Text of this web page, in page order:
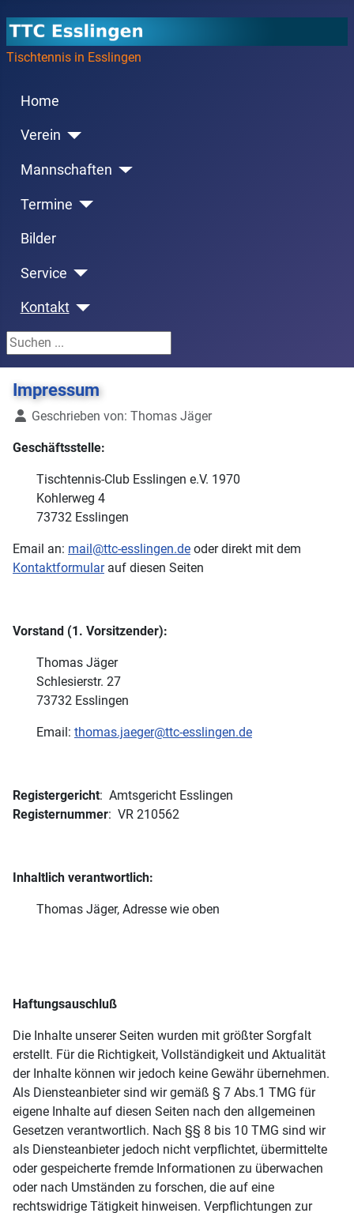
Tischtennis in Esslingen
Home
Verein
Mannschaften
Termine
Bilder
Service
Kontakt
Suchen ...
Impressum
DetailsGeschrieben von: Thomas Jäger
Geschäftsstelle:
Tischtennis-Club Esslingen e.V. 1970
Kohlerweg 4
73732 Esslingen
Email an: mail@ttc-esslingen.de oder direkt mit dem
Kontaktformularauf diesen Seiten
Vorstand (1. Vorsitzender):
Thomas Jäger
Schlesierstr. 27
73732 Esslingen
Email: thomas.jaeger@ttc-esslingen.de
Registergericht: Amtsgericht Esslingen
Registernummer: VR 210562
Inhaltlich verantwortlich:
Thomas Jäger, Adresse wie oben
Haftungsauschluß
Die Inhalte unserer Seiten wurden mit größter Sorgfalt
erstellt. Für die Richtigkeit, Vollständigkeit und Aktualität
der Inhalte können wir jedoch keine Gewähr übernehmen.
Als Diensteanbieter sind wir gemäß § 7 Abs.1 TMG für
eigene Inhalte auf diesen Seiten nach den allgemeinen
Gesetzen verantwortlich. Nach §§ 8 bis 10 TMG sind wir
als Diensteanbieter jedoch nicht verpflichtet, übermittelte
oder gespeicherte fremde Informationen zu überwachen
oder nach Umständen zu forschen, die auf eine
rechtswidrige Tätigkeit hinweisen. Verpflichtungen zur